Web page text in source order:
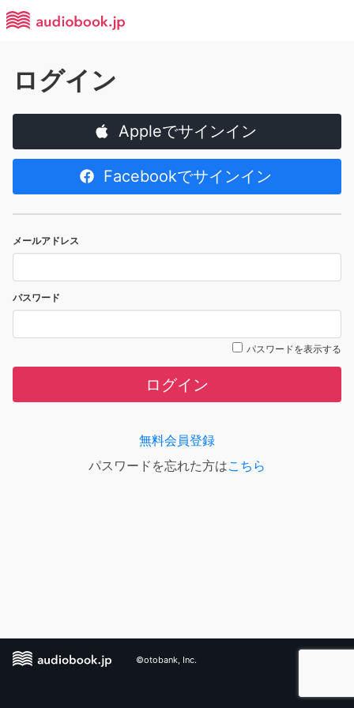
ログイン
Appleでサインイン
Facebookでサインイン
メールアドレス
パスワード
パスワードを表示する
ログイン
無料会員登録
パスワードを忘れた方はこちら
©otobank, Inc.